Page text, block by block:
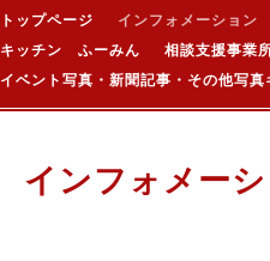
トップページ インフォメーション
キッチン ふーみん
相談支援事業
イベント写真・新聞記事・その他写真
インフォメー